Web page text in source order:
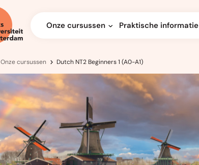
Onze cursussen Praktische informatie
Onze cursussen Dutch NT2 Beginners 1 (A0-A1)